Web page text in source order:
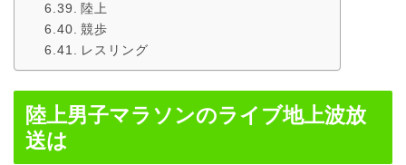
陸上
競歩
レスリング
陸上男子マラソンのライブ地上波放
送は